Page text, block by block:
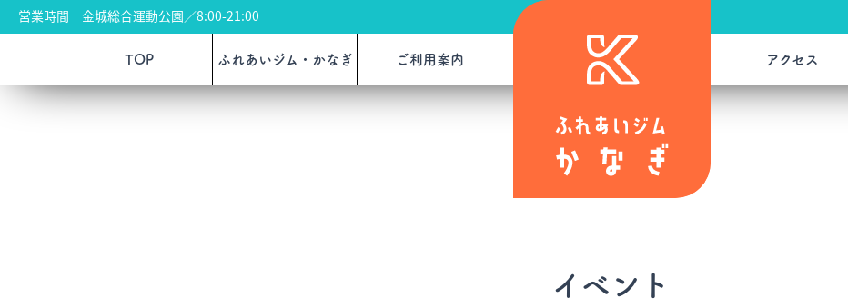
営業時間 金城総合運動公園／8:00-21:00
TOP ふれあいジム・かなぎ ご利用案内 アクセス
イベント